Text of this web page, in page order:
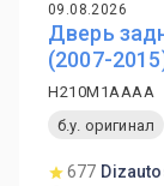
09.08.2026
Дверь
(2007-
H210M1AAAA
б.у. оригинал
677